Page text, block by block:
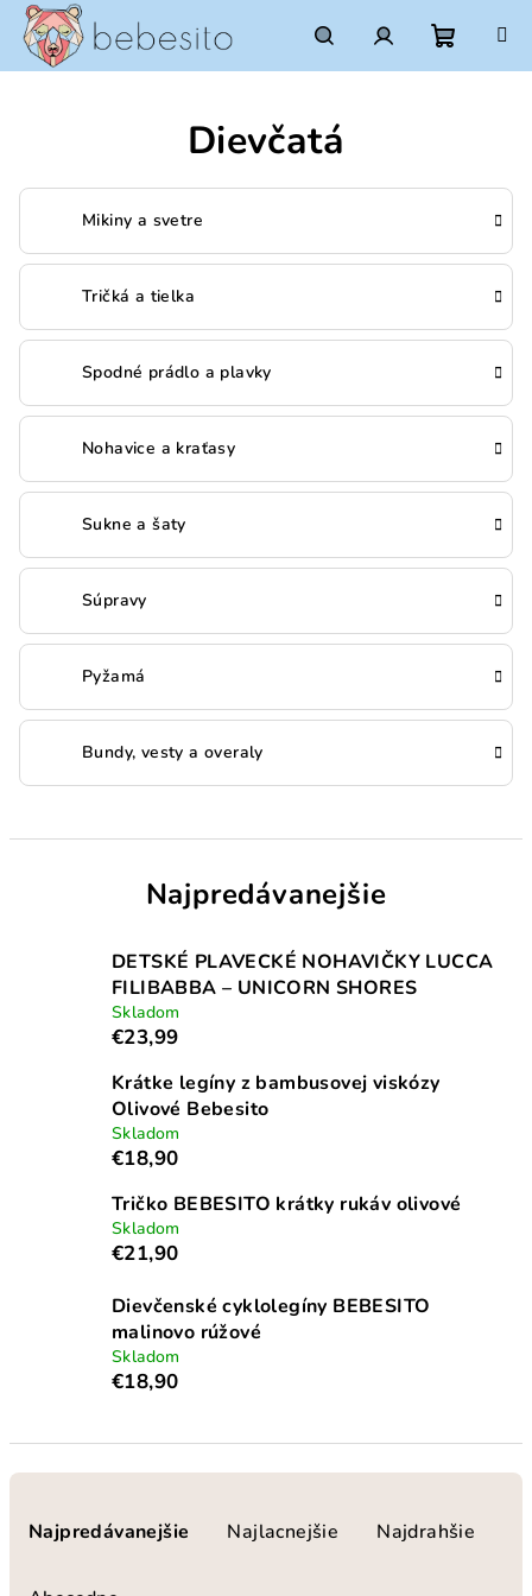
Prejsť
obsah
HľadaťPrihlásenie
Dievčatá
Mikiny a svetre
Tričká a tielka
Spodné prádlo a plavky
Nohavice a kraťasy
Sukne a šaty
Súpravy
Pyžamá
Bundy, vesty a overaly
Najpredávanejšie
DETSKÉ PLAVECKÉ NOHAVIČKY LUCCA
FILIBABBA – UNICORN SHORES
Skladom
€23,99
Krátke legíny z bambusovej viskózy
Olivové Bebesito
Skladom
€18,90
Tričko BEBESITO krátky rukáv olivové
Skladom
€21,90
Dievčenské cyklolegíny BEBESITO
malinovo rúžové
Skladom
€18,90
Najpredávanejšie Najlacnejšie Najdrahšie